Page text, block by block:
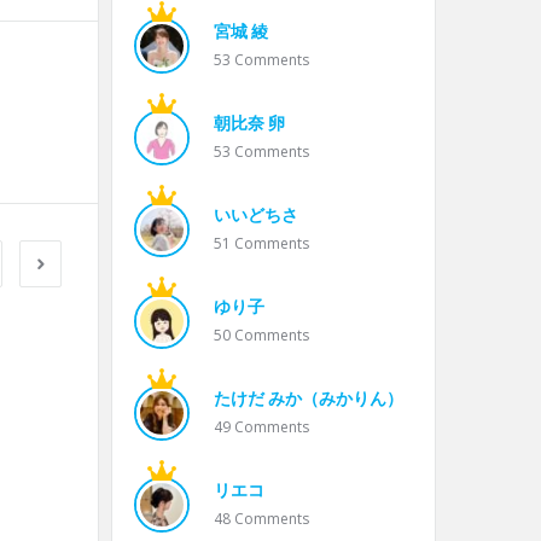
宮城 綾
53 Comments
朝比奈 卵
53 Comments
いいどちさ
51 Comments
ゆり子
50 Comments
たけだ みか（みかりん）
49 Comments
リエコ
48 Comments